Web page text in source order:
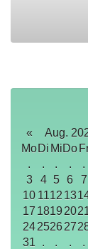
« Aug.
MoDi MiDo
.
. . . .
3
4 5 6 7
10 1112 13
17 1819 20
24252627
31
. . . .